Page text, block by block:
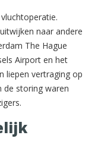
naar andere
The Hague
Airport en het
liepen vertraging op
de storing waren